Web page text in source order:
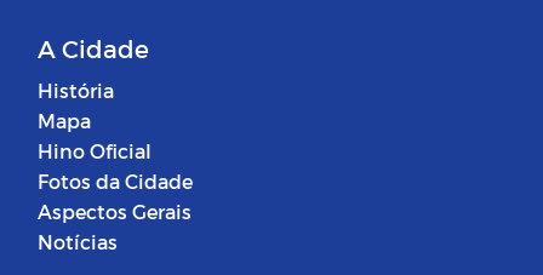
A Cidade
História
Mapa
Hino Oficial
Fotos da Cidade
Aspectos Gerais
Notícias